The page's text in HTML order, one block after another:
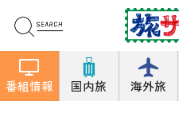
番組情報 国内旅 海外旅